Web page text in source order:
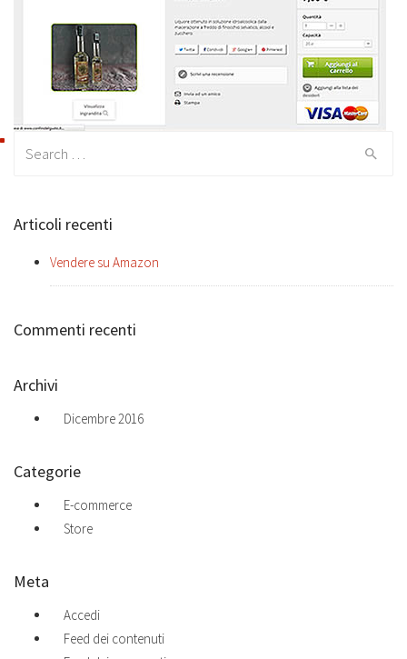
Articoli recenti
Vendere su Amazon
Commenti recenti
Archivi
Dicembre 2016
Categorie
E-commerce
Store
Meta
Accedi
Feed dei contenuti